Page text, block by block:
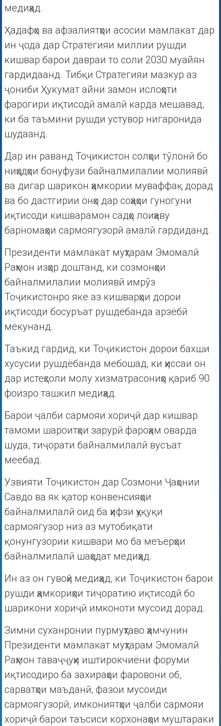
медиҳад.
Ҳадафҳо ва афзалиятҳои асосии мамлакат дар
ин ҷода дар Стратегияи миллии рушди
кишвар барои давраи то соли 2030 муайян
гардидаанд. Тибқи Стратегияи мазкур аз
ҷониби Ҳукумат айни замон ислоҳоти
фарогири иқтисодӣ амалӣ карда мешавад,
ки ба таъмини рушди устувор нигаронида
шудаанд.
Дар ин раванд Тоҷикистон солҳои тӯлонӣ бо
ниҳодҳои бонуфузи байналмилалии молиявӣ
ва дигар шарикон ҳамкории муваффақ дорад
ва бо дастгирии онҳо дар соҳаҳои гуногуни
иқтисоди кишварамон садҳо лоиҳаву
барномаҳои сармоягузорӣ амалӣ гардиданд.
Президенти мамлакат муҳтарам Эмомалӣ
Раҳмон изҳор доштанд, ки созмонҳои
байналмилалии молиявӣ имрӯз
Тоҷикистонро яке аз кишварҳои дорои
иқтисоди босуръат рушдёбанда арзёбӣ
мекунанд.
Таъкид гардид, ки Тоҷикистон дорои бахши
хусусии рушдёбанда мебошад, ки ҳиссаи он
дар истеҳсоли молу хизматрасониҳо қариб 90
фоизро ташкил медиҳад.
Барои ҷалби сармояи хориҷӣ дар кишвар
тамоми шароитҳои зарурӣ фароҳам оварда
шуда, тиҷорати байналмилалӣ вусъат
меёбад.
Узвияти Тоҷикистон дар Созмони Ҷаҳонии
Савдо ва як қатор конвенсияҳои
байналмилалӣ оид ба ҳифзи ҳуқуқи
сармоягузор низ аз мутобиқати
қонунгузории кишвари мо ба меъёрҳои
байналмилалӣ шаҳодат медиҳад.
Ин аз он гувоҳӣ медиҳад, ки Тоҷикистон барои
рушди ҳамкориҳои тиҷоратию иқтисодӣ бо
шарикони хориҷӣ имконоти мусоид дорад.
Зимни суханронии пурмуҳтаво ҳамчунин
Президенти мамлакат муҳтарам Эмомалӣ
Раҳмон таваҷҷуҳи иштирокчиёни форуми
иқтисодиро ба захираҳои фаровони об,
сарватҳои маъданӣ, фазои мусоиди
сармоягузорӣ, имкониятҳои ҷалби сармояи
хориҷӣ барои таъсиси корхонаҳои муштараки